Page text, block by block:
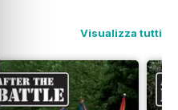
Visualizza tutti